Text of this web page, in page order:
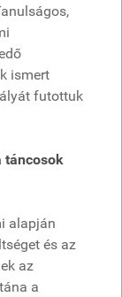
ismert
futottuk
táncosok
alapján
és az
az
a